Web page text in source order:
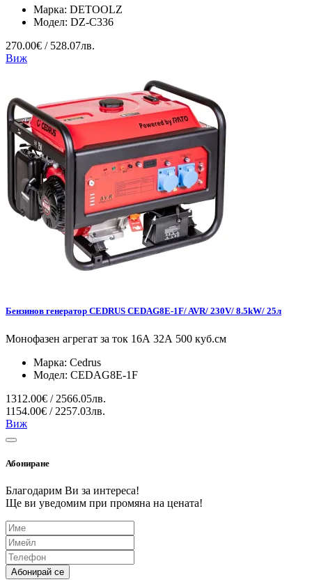
Марка: DETOOLZ
Модел: DZ-C336
270.00€ / 528.07лв.
Виж
Бензинов генератор CEDRUS CEDAG8E-1F/ AVR/ 230V/ 8.5kW/ 25л
Монофазен агрегат за ток 16А 32А 500 куб.см
Марка: Cedrus
Модел: CEDAG8E-1F
1312.00€ / 2566.05лв.
1154.00€ / 2257.03лв.
Виж
Абониране
Благодарим Ви за интереса!
Ще ви уведомим при промяна на цената!
Абонирай се